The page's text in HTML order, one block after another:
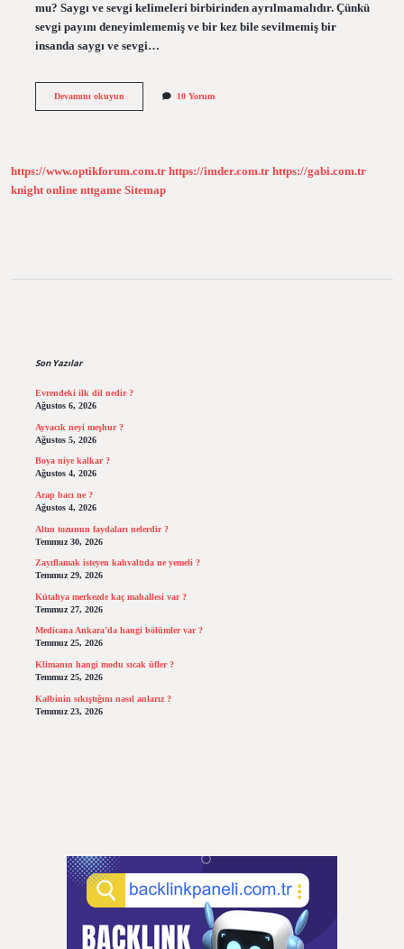
mu? Saygı ve sevgi kelimeleri birbirinden ayrılmamalıdır. Çünkü
sevgi payını deneyimlememiş ve bir kez bile sevilmemiş bir
insanda saygı ve sevgi…
Devamını okuyunGüvenin
10 Yorum
https://www.optikforum.com.tr https://imder.com.tr https://gabi.com.tr
knight online nttgame Sitemap
Son Yazılar
Evrendeki ilk dil nedir ?
Ağustos 6, 2026
Ayvacık neyi meşhur ?
Ağustos 5, 2026
Boya niye kalkar ?
Ağustos 4, 2026
Arap bacı ne ?
Ağustos 4, 2026
Altın tozunun faydaları nelerdir ?
Temmuz 30, 2026
Zayıflamak isteyen kahvaltıda ne yemeli ?
Temmuz 29, 2026
Kütahya merkezde kaç mahallesi var ?
Temmuz 27, 2026
Medicana Ankara’da hangi bölümler var ?
Temmuz 25, 2026
Klimanın hangi modu sıcak üfler ?
Temmuz 25, 2026
Kalbinin sıkıştığını nasıl anlarız ?
Temmuz 23, 2026